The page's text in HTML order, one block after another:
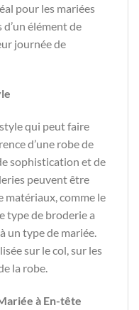
pour les mariées
élément de
journée de
qui peut faire
d’une robe de
sophistication et de
peuvent être
matériaux, comme le
type de broderie a
un type de mariée.
sur le col, sur les
la robe.
à En-tête